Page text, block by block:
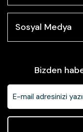
Sosyal Medya
Bizden